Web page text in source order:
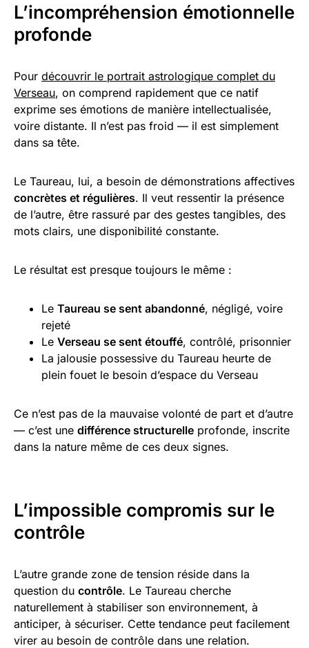
L’incompréhension émotionnelle
profonde
Pour découvrir le portrait astrologique complet du
Verseau, on comprend rapidement que ce natif
exprime ses émotions de manière intellectualisée,
voire distante. Il n’est pas froid — il est simplement
dans sa tête.
Le Taureau, lui, a besoin de démonstrations affectives
concrètes et régulières. Il veut ressentir la présence
de l’autre, être rassuré par des gestes tangibles, des
mots clairs, une disponibilité constante.
Le résultat est presque toujours le même :
Le Taureau se sent abandonné, négligé, voire
rejeté
Le Verseau se sent étouffé, contrôlé, prisonnier
La jalousie possessive du Taureau heurte de
plein fouet le besoin d’espace du Verseau
Ce n’est pas de la mauvaise volonté de part et d’autre
— c’est une différence structurelle profonde, inscrite
dans la nature même de ces deux signes.
L’impossible compromis sur le
contrôle
L’autre grande zone de tension réside dans la
question du contrôle. Le Taureau cherche
naturellement à stabiliser son environnement, à
anticiper, à sécuriser. Cette tendance peut facilement
virer au besoin de contrôle dans une relation.